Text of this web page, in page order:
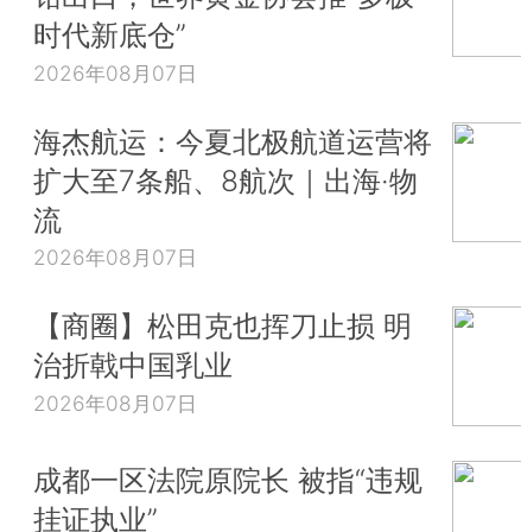
时代新底仓”
2026年08月07日
海杰航运：今夏北极航道运营将
扩大至7条船、8航次｜出海·物
流
2026年08月07日
【商圈】松田克也挥刀止损 明
治折戟中国乳业
2026年08月07日
成都一区法院原院长 被指“违规
挂证执业”